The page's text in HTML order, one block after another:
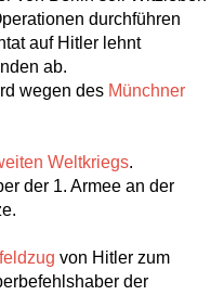
durchführen
auf Hitler lehnt
ab.
wegen des Münchner
Weltkriegs.
der 1. Armee an der
von Hitler zum
der